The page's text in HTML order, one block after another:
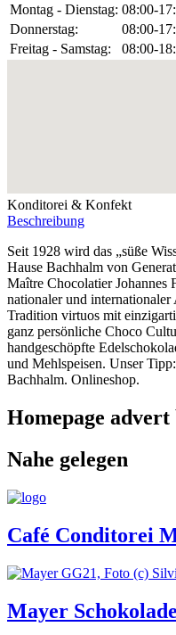
Montag - Dienstag: 08:00-
Donnerstag:
08:00-
Freitag - Samstag:
08:00-
Konditorei & Konfekt
Beschreibung
Seit 1928 wird das „süße
Hause Bachhalm von
Maître Chocolatier Johannes
nationaler und
Tradition virtuos mit
ganz persönliche Choco
handgeschöpfte
und Mehlspeisen. Unser
Bachhalm. Onlineshop.
Homepage
Nahe gelegen
Café Conditorei
Mayer